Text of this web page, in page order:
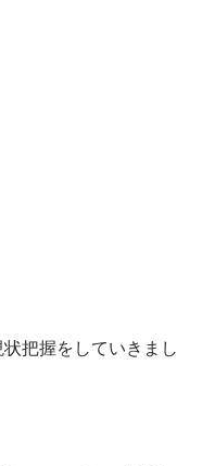
把握をしていきまし